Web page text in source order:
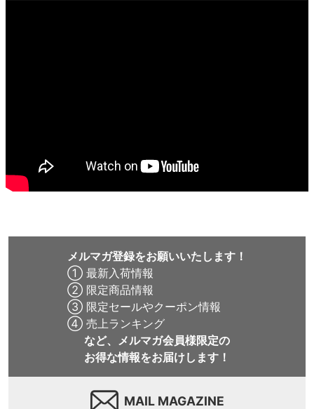
メルマガ登録をお願いいたします！
① 最新入荷情報
② 限定商品情報
③ 限定セールやクーポン情報
④ 売上ランキング
など、メルマガ会員様限定の
お得な情報をお届けします！
MAIL MAGAZINE